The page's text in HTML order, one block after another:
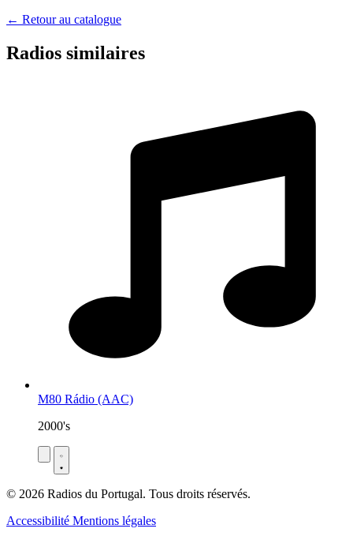
← Retour au catalogue
Radios similaires
M80 Rádio (AAC)
2000's
© 2026 Radios du Portugal. Tous droits réservés.
Accessibilité Mentions légales